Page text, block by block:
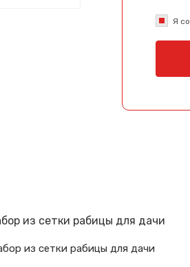
Я
из сетки рабицы для дачи